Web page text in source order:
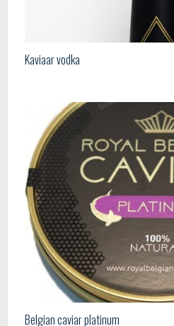
Kaviaar vodka
Belgian caviar platinum